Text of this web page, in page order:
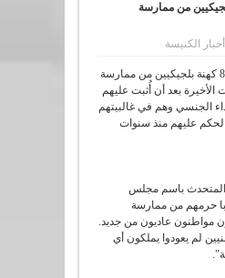
8 كهنة بلجيكيين من ممارسة
أخبار الكنيسة
قام الفاتيكان بحرم 8 كهنة بلجيكيين من ممارسة
بعد أن أُثبت عليهم
الجنسي وهم في غالبيتهم
عليهم منذ سنوات
باسم مجلس
حرمهم من ممارسة
مواطنون عاديون من جديد.
لم يعودوا يملكون أي